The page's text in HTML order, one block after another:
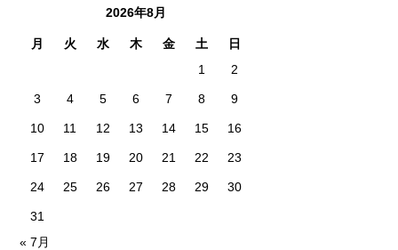
2026年8月
月 火 水 木 金 土
日
1
2
3 4 5 6 7 8 9
10 11 12 13 14 15 16
17 18 19 20 21 22 23
24 25 26 27 28 29 30
31
« 7月